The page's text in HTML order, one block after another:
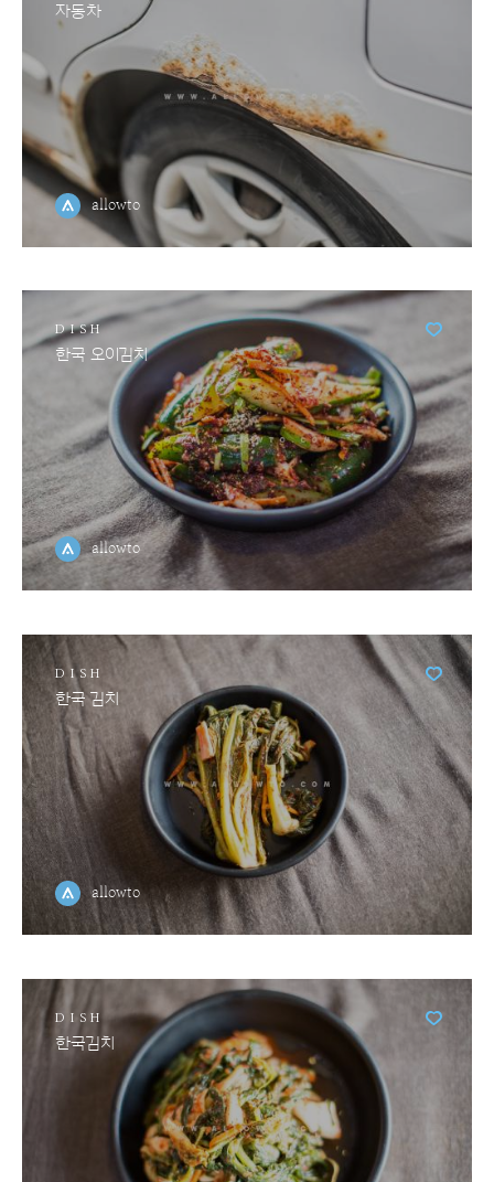
자동차
allowto
DISH
한국 오이김치
allowto
DISH
한국 김치
allowto
DISH
한국김치